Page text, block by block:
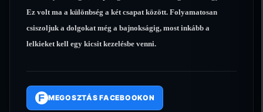
Ez volt ma a különbség a két csapat között. Folyamatosan
csiszoljuk a dolgokat még a bajnokságig, most inkább a
lelkieket kell egy kicsit kezelésbe venni.
F MEGOSZTÁS FACEBOOKON